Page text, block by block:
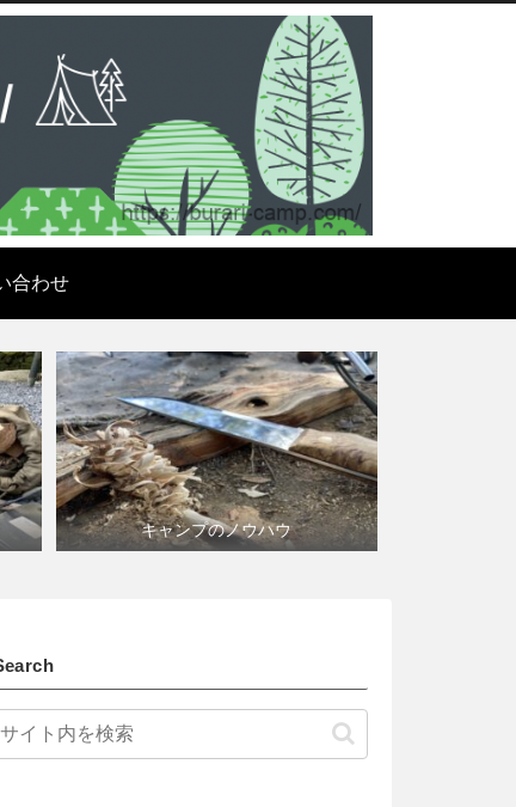
合わせ
キャンプのノウハウ